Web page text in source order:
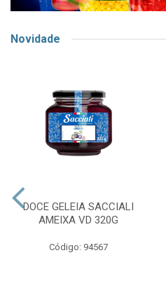
Novidade
DOCE GELEIA SACCIALI
AMEIXA VD 320G
Código: 94567